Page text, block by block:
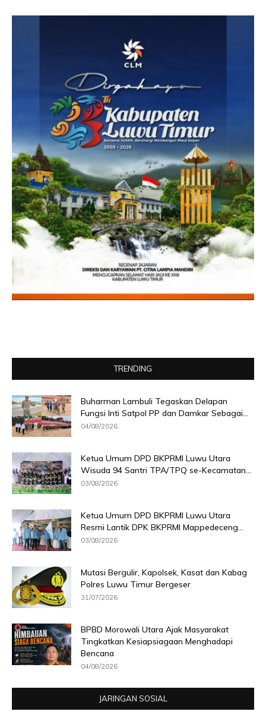
TRENDING
Buharman Lambuli Tegaskan Delapan
Fungsi Inti Satpol PP dan Damkar Sebagai...
04/08/2026
Ketua Umum DPD BKPRMI Luwu Utara
Wisuda 94 Santri TPA/TPQ se-Kecamatan...
03/08/2026
Ketua Umum DPD BKPRMI Luwu Utara
Resmi Lantik DPK BKPRMI Mappedeceng...
03/08/2026
Mutasi Bergulir, Kapolsek, Kasat dan Kabag
Polres Luwu Timur Bergeser
31/07/2026
BPBD Morowali Utara Ajak Masyarakat
Tingkatkan Kesiapsiagaan Menghadapi
Bencana
04/08/2026
JARINGAN SOSIAL